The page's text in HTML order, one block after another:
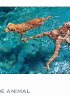
ANIMAL